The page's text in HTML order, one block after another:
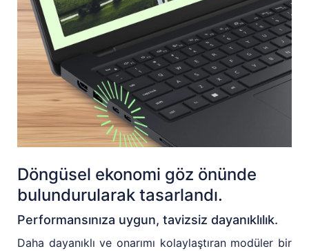
Döngüsel ekonomi göz önünde
bulundurularak tasarlandı.
Performansınıza uygun, tavizsiz dayanıklılık.
Daha dayanıklı ve onarımı kolaylaştıran modüler bir